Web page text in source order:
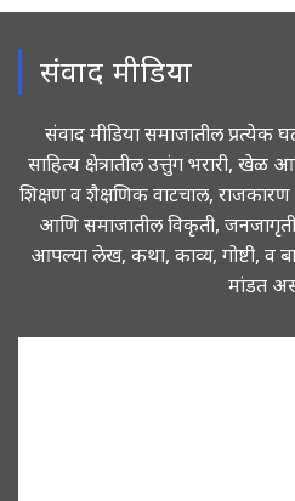
संवाद मीडिया
संवाद मीडिया समाजातील प्रत्येक
साहित्य क्षेत्रातील उत्तुंग भरारी, खेळ
शिक्षण व शैक्षणिक वाटचाल,
आणि समाजातील विकृती,
आपल्या लेख, कथा, काव्य, गोष्टी, व
मांडत